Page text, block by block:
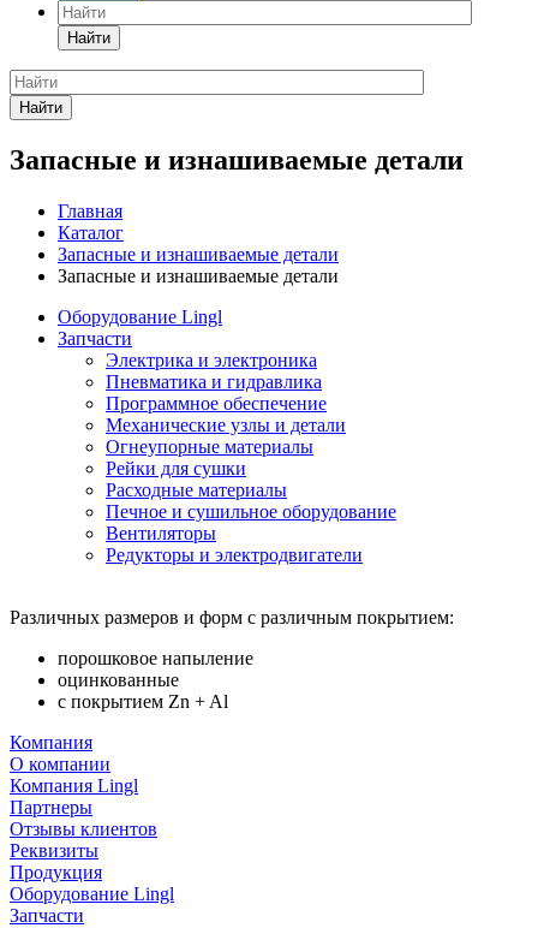
Найти
Найти
Запасные и изнашиваемые детали
Главная
Каталог
Запасные и изнашиваемые детали
Запасные и изнашиваемые детали
Оборудование Lingl
Запчасти
Электрика и электроника
Пневматика и гидравлика
Программное обеспечение
Механические узлы и детали
Огнеупорные материалы
Рейки для сушки
Расходные материалы
Печное и сушильное оборудование
Вентиляторы
Редукторы и электродвигатели
Различных размеров и форм с различным покрытием:
порошковое напыление
оцинкованные
с покрытием Zn + Al
Компания
О компании
Компания Lingl
Партнеры
Отзывы клиентов
Реквизиты
Продукция
Оборудование Lingl
Запчасти